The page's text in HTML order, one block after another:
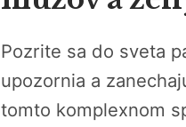
Pozrite sa do sveta
upozornia a
tomto komplexnom